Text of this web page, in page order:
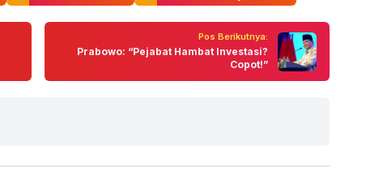
Pos Berikutnya:
Prabowo: “Pejabat Hambat Investasi?
Copot!”